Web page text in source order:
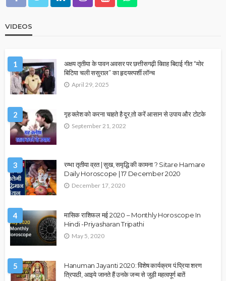
VIDEOS
1
अक्षय तृतीया के पावन अवसर पर छत्तीसगढ़ी विवाह बिदाई गीत “मोर
बिटिया चली ससुराल” का हृदयस्पर्शी लॉन्च
April 29, 2025
2 गृह क्लेश को करना चाहते है दूर,तो करें आसान से उपाय और टोटके
September 21, 2022
3
रम्भा तृतीया व्रत | सुख, समृद्धि की कामना ? Sitare Hamare
Daily Horoscope | 17 December 2020
December 17, 2020
4
मासिक राशिफल मई 2020 – Monthly Horoscope In
Hindi -Priyasharan Tripathi
May 5, 2020
5
Hanuman Jayanti 2020: विशेष कार्यक्रम पं.प्रिया शरण
त्रिपाठी, आइये जानते हैं उनके जन्म से जुड़ी महत्वपूर्ण बातें